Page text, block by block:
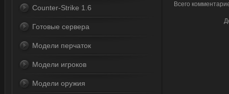
Всего
Counter-Strike 1.6
Готовые сервера
Модели перчаток
Модели игроков
Модели оружия